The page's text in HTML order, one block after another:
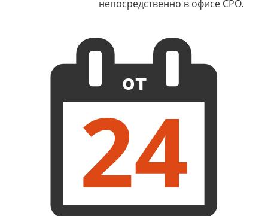
непосредственно в офисе СРО.
от
24